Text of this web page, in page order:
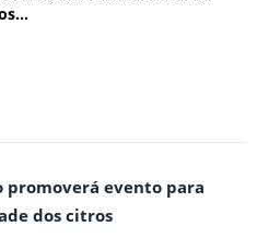
promoverá evento para
dos citros